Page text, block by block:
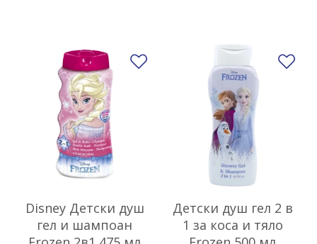
Disney Детски душ
гел и шампоан
Добави в любими
Детски душ гел 2 в
1 за коса и тяло